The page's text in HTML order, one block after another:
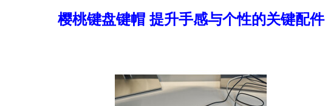
樱桃键盘键帽 提升手感与个性的关键配件